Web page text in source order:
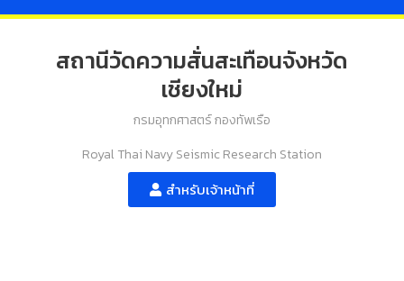
สถานีวัดความสั่นสะเทือนจังหวัด
เชียงใหม่
กรมอุทกศาสตร์ กองทัพเรือ
Royal Thai Navy Seismic Research Station
สำหรับเจ้าหน้าที่